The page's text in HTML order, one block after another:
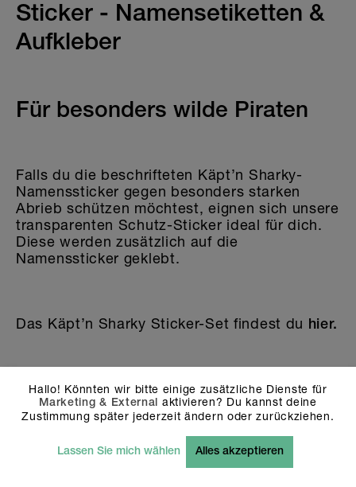
KLEIDERSTICKER
AUFKLEBER FÜR GEGENSTÄNDE
HOME & DEKO
Sticker - Namensetiketten &
Aufkleber
Für besonders wilde Piraten
Falls du die beschrifteten Käpt’n Sharky-
Namenssticker gegen besonders starken
Abrieb schützen möchtest, eignen sich unsere
transparenten Schutz-Sticker ideal für dich.
Diese werden zusätzlich auf die
Namenssticker geklebt.
Das Käpt’n Sharky Sticker-Set findest du hier.
Zurück
Hallo! Könnten wir bitte einige zusätzliche Dienste für
Marketing & External aktivieren? Du kannst deine
Zustimmung später jederzeit ändern oder zurückziehen.
Lassen Sie mich wählen Alles akzeptieren